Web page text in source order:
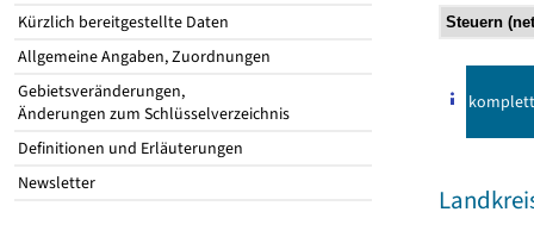
Kürzlich bereitgestellte Daten
Allgemeine Angaben, Zuordnungen
Gebietsveränderungen,
Änderungen zum Schlüsselverzeichnis
Definitionen und Erläuterungen
Newsletter
komplett